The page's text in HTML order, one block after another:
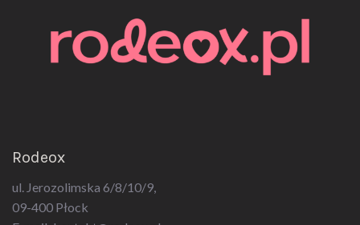
Rodeox
ul. Jerozolimska 6/8/10/9,
09-400 Płock